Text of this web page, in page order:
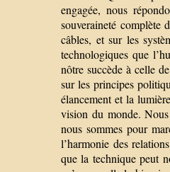
engagée, nous
souveraineté complète
câbles, et sur les
technologiques que
nôtre succède à celle
sur les principes
élancement et la
vision du monde. Nous
nous sommes pour
l’harmonie des
que la technique peut